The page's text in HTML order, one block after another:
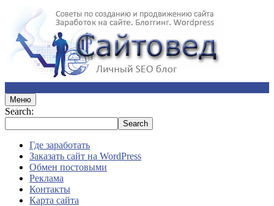
Меню
Search:
Где заработать
Заказать сайт на WordPress
Обмен постовыми
Реклама
Контакты
Карта сайта